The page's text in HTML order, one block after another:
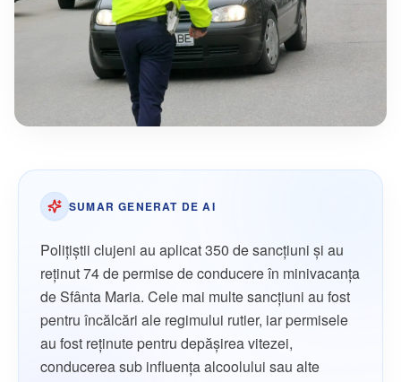
SUMAR GENERAT DE AI
Polițiștii clujeni au aplicat 350 de sancțiuni și au
reținut 74 de permise de conducere în minivacanța
de Sfânta Maria. Cele mai multe sancțiuni au fost
pentru încălcări ale regimului rutier, iar permisele
au fost reținute pentru depășirea vitezei,
conducerea sub influența alcoolului sau alte